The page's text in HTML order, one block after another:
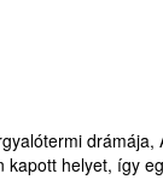
kapott helyet, így